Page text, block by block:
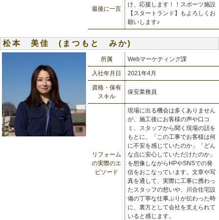
最後に一言
け、応援します！！スポーツ施設
【スタートランド】もよろしくお
願いします♪
松本 美佳 (まつもと みか)
所属 Webマーケティング課
入社年月日 2021年4月
資格・保有
スキル
保安業務員
リフォーム
の実際のエ
ピソード
現場に出る機会は多くありません
が、施工後にお客様の声や口コ
ミ、スタッフから聞く現場の話を
もとに、「この工事でお客様は何
に不安を感じていたのか」「どん
な点に安心していただけたのか」
を想像しながらHPやSNSでの発
信をおこなっています。文章や写
真を通して、実際に工事に携わっ
たスタッフの想いや、川合住宅設
備の丁寧な仕事ぶりが伝わった時
に、裏方として会社を支えられて
いると感じます。